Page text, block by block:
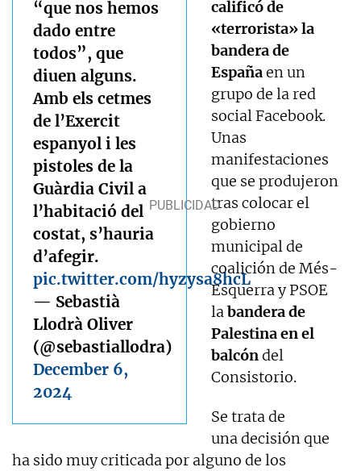
“que nos hemos
dado entre
todos”, que
diuen alguns.
Amb els cetmes
de l’Exercit
espanyol i les
pistoles de la
Guàrdia Civil a
l’habitació del
costat, s’hauria
d’afegir.
pic.twitter.com/hyzysa8hcL
— Sebastià
Llodrà Oliver
(@sebastiallodra)
December 6,
2024
calificó de
«terrorista» la
bandera de
Españaen un
grupo de la red
social Facebook.
Unas
manifestaciones
que se produjeron
tras colocar el
gobierno
municipal de
coalición de Més-
Esquerra y PSOE
labandera de
Palestina en el
balcóndel
Consistorio.
Se trata de
una decisión que
ha sido muy criticada por alguno de los